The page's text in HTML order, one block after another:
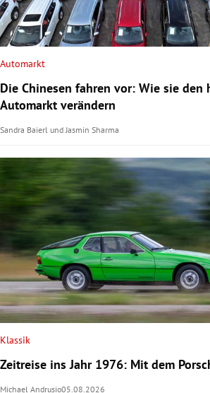
Automarkt
Die Chinesen fahren vor: Wie sie den
Automarkt verändern
Sandra Baierl und Jasmin Sharma
Klassik
Zeitreise ins Jahr 1976: Mit dem
Michael Andrusio05.08.2026